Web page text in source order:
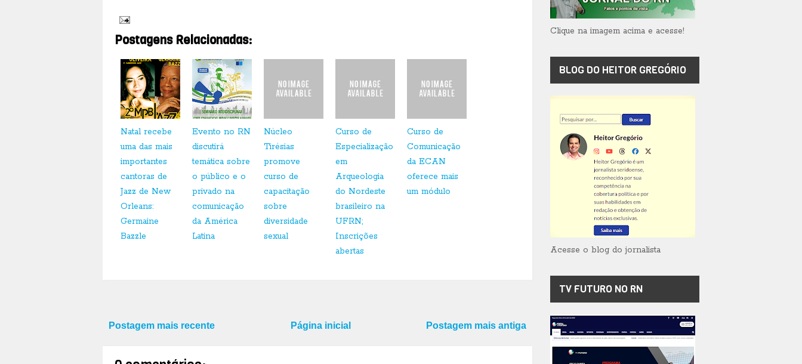
Postagens Relacionadas:
Natal recebe
uma das mais
importantes
cantoras de
Jazz de New
Orleans:
Germaine
Bazzle
Evento no RN
discutirá
temática sobre
o público e o
privado na
comunicação
da América
Latina
Núcleo
Tirésias
promove
curso de
capacitação
sobre
diversidade
sexual
Curso de
Especialização
em
Arqueologia
do Nordeste
brasileiro na
UFRN;
Inscrições
abertas
Curso de
Comunicação
da ECAN
oferece mais
um módulo
Postagem mais recente Postagem mais antiga
Página inicial
Clique na imagem acima e acesse!
BLOG DO HEITOR GREGÓRIO
Acesse o blog do jornalista
TV FUTURO NO RN